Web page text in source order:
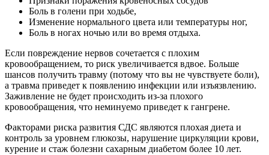
Боль в голени при ходьбе,
Изменение нормального цвета или температуры ног,
Боль в ногах ночью или во время отдыха.
Если повреждение нервов сочетается с плохим
кровообращением, то риск увеличивается вдвое. Больше
шансов получить травму (потому что вы не чувствуете боли),
а травма приведет к появлению инфекции или изъязвлению.
Заживление не будет происходить из-за плохого
кровообращения, что неминуемо приведет к гангрене.
Факторами риска развития СДС являются плохая диета и
контроль за уровнем глюкозы, нарушение циркуляции крови,
курение и стаж болезни сахарным диабетом более 10 лет.